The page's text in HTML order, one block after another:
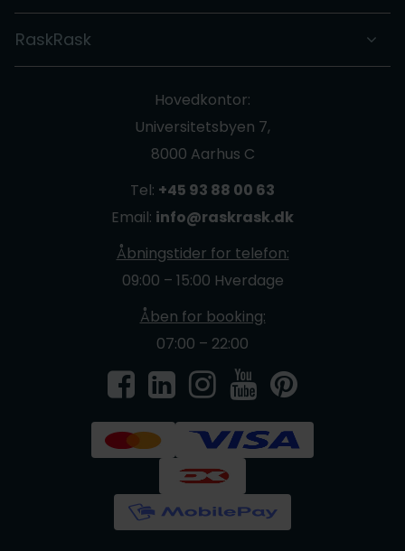
RaskRask
Hovedkontor:
Universitetsbyen 7,
8000 Aarhus C
Tel: +45 93 88 00 63
Email: info@raskrask.dk
Åbningstider for telefon:
09:00 – 15:00 Hverdage
Åben for booking:
07:00 – 22:00